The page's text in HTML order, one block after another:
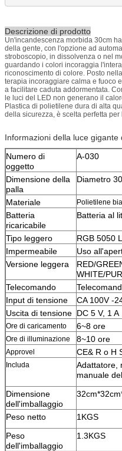
Descrizione di prodotto
Un'incandescenza morbida 30cm
della gente, con l'opzione ad
stroboscopio, in dissolvenza o nel
guardando i colori incoraggia
riconoscimento di colore. Posto
terapia incoraggiare calma e fuoco
a facilitare caduta addormentata.
le luci del LED non generano il
Plastica di polietilene dura di alta
della sicurezza, è scelta perfetta
Informazioni della luce gigante
Numero di
oggetto
A-030
Dimensione della
palla
Diametro
Materiale Polietilene
Batteria
ricaricabile
Batteria al
Tipo leggero
RGB 5050
Impermeabile
Uso
Versione leggera
RED/
WHITE/
Telecomando
Input di tensione
CA 100V -
Uscita di tensione DC 5 V, 1 A
Ore di caricamento 6~8 ore
Ore di illuminazione 8~10 ore
Approvel CE& R o H
Includa
Adattatore,
manuale
Dimensione
dell'imballaggio
Peso netto
1KGS
Peso
dell'imballaggio
1.3KGS